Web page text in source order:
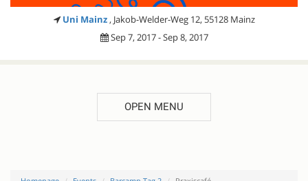
Uni Mainz , Jakob-Welder-Weg 12, 55128 Mainz
Sep 7, 2017 - Sep 8, 2017
OPEN MENU